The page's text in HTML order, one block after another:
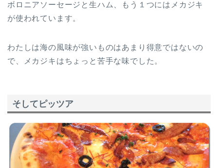
ボロニアソーセージと生ハム、もう１つにはメカジキ
が使われています。
わたしは海の風味が強いものはあまり得意ではないの
で、メカジキはちょっと苦手な味でした。
そしてピッツア